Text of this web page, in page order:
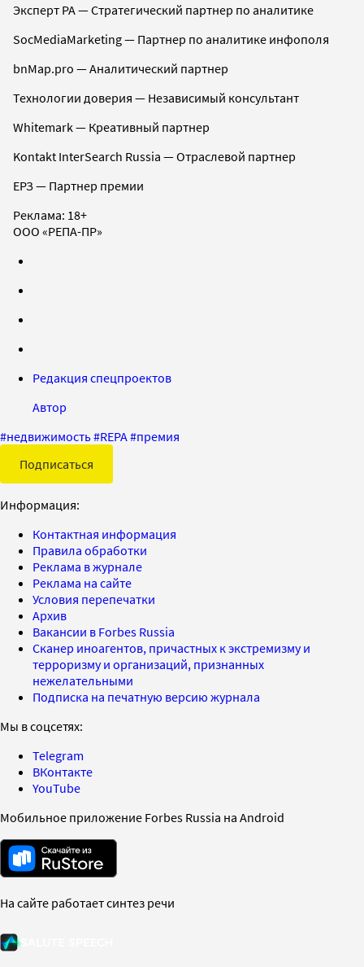
Эксперт РА — Стратегический партнер по аналитике
SocMediaMarketing — Партнер по аналитике инфополя
bnMap.pro — Аналитический партнер
Технологии доверия — Независимый консультант
Whitemark — Креативный партнер
Kontakt InterSearch Russia — Отраслевой партнер
ЕРЗ — Партнер премии
Реклама: 18+
ООО «РЕПА-ПР»
Редакция спецпроектов
Автор
#недвижимость#REPA#премия
Подписаться
Информация:
Контактная информация
Правила обработки
Реклама в журнале
Реклама на сайте
Условия перепечатки
Архив
Вакансии в Forbes Russia
Сканер иноагентов, причастных к экстремизму и
терроризму и организаций, признанных
нежелательными
Подписка на печатную версию журнала
Мы в соцсетях:
Telegram
ВКонтакте
YouTube
Мобильное приложение Forbes Russia на Android
На сайте работает синтез речи